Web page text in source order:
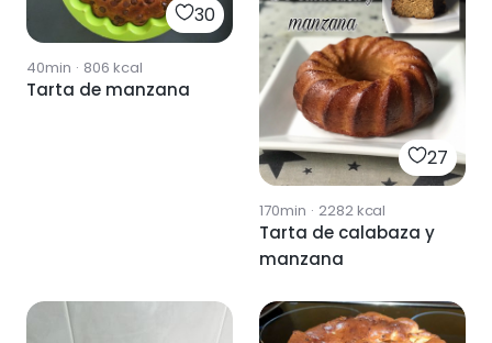
30
40min · 806 kcal
Tarta de manzana
27
170min · 2282kcal
Tarta de calabaza y
manzana